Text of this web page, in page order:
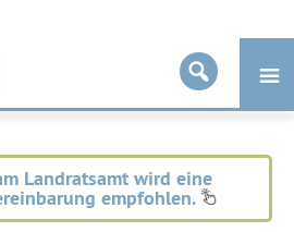
Landratsamt wird eine
empfohlen.